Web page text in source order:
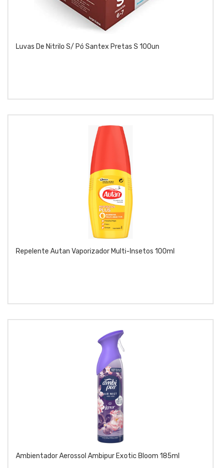
Luvas De Nitrilo S/ Pó Santex Pretas S 100un
Repelente Autan Vaporizador Multi-Insetos 100ml
Ambientador Aerossol Ambipur Exotic Bloom 185ml